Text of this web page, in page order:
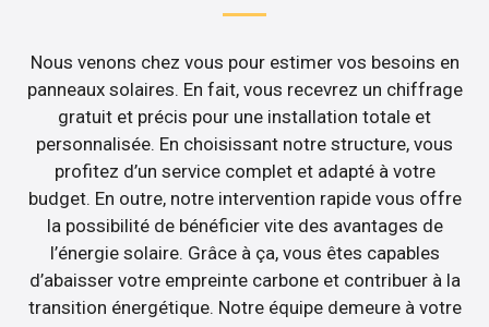
Nous venons chez vous pour estimer vos besoins en
panneaux solaires. En fait, vous recevrez un chiffrage
gratuit et précis pour une installation totale et
personnalisée. En choisissant notre structure, vous
profitez d’un service complet et adapté à votre
budget. En outre, notre intervention rapide vous offre
la possibilité de bénéficier vite des avantages de
l’énergie solaire. Grâce à ça, vous êtes capables
d’abaisser votre empreinte carbone et contribuer à la
transition énergétique. Notre équipe demeure à votre